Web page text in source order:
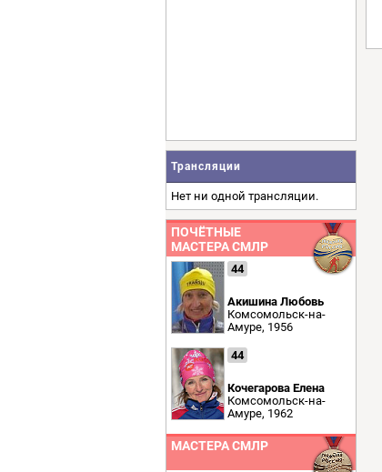
Трансляции
Нет ни одной трансляции.
ПОЧЁТНЫЕ
МАСТЕРА СМЛР
44
Акишина Любовь
Комсомольск-на-
Амуре, 1956
44
Кочегарова Елена
Комсомольск-на-
Амуре, 1962
МАСТЕРА СМЛР